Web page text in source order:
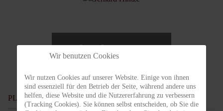
Gerhard Hintze
PLATZBUCHUNGSSYSTEM
Wir benutzen Cookies
Wir nutzen Cookies auf unserer Website. Einige von ihnen
sind essenziell für den Betrieb der Seite, während andere uns
helfen, diese Website und die Nutzererfahrung zu verbessern
(Tracking Cookies). Sie können selbst entscheiden, ob Sie die